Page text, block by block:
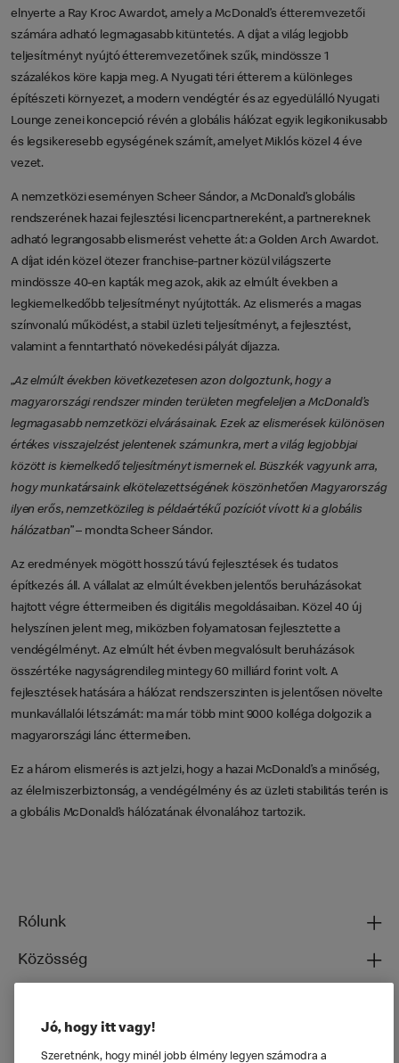
elnyerte a Ray Kroc Awardot, amely a McDonald’s étteremvezetői
számára adható legmagasabb kitüntetés. A díjat a világ legjobb
teljesítményt nyújtó étteremvezetőinek szűk, mindössze 1
százalékos köre kapja meg. A Nyugati téri étterem a különleges
építészeti környezet, a modern vendégtér és az egyedülálló Nyugati
Lounge zenei koncepció révén a globális hálózat egyik legikonikusabb
és legsikeresebb egységének számít, amelyet Miklós közel 4 éve
vezet.
A nemzetközi eseményen Scheer Sándor, a McDonald’s globális
rendszerének hazai fejlesztési licencpartnereként, a partnereknek
adható legrangosabb elismerést vehette át: a Golden Arch Awardot.
A díjat idén közel ötezer franchise-partner közül világszerte
mindössze 40-en kapták meg azok, akik az elmúlt években a
legkiemelkedőbb teljesítményt nyújtották. Az elismerés a magas
színvonalú működést, a stabil üzleti teljesítményt, a fejlesztést,
valamint a fenntartható növekedési pályát díjazza.
„Az elmúlt években következetesen azon dolgoztunk, hogy a
magyarországi rendszer minden területen megfeleljen a McDonald’s
legmagasabb nemzetközi elvárásainak. Ezek az elismerések különösen
értékes visszajelzést jelentenek számunkra, mert a világ legjobbjai
között is kiemelkedő teljesítményt ismernek el. Büszkék vagyunk arra,
hogy munkatársaink elkötelezettségének köszönhetően Magyarország
ilyen erős, nemzetközileg is példaértékű pozíciót vívott ki a globális
hálózatban” – mondta Scheer Sándor.
Az eredmények mögött hosszú távú fejlesztések és tudatos
építkezés áll. A vállalat az elmúlt években jelentős beruházásokat
hajtott végre éttermeiben és digitális megoldásaiban. Közel 40 új
helyszínen jelent meg, miközben folyamatosan fejlesztette a
vendégélményt. Az elmúlt hét évben megvalósult beruházások
összértéke nagyságrendileg mintegy 60 milliárd forint volt. A
fejlesztések hatására a hálózat rendszerszinten is jelentősen növelte
munkavállalói létszámát: ma már több mint 9000 kolléga dolgozik a
magyarországi lánc éttermeiben.
Ez a három elismerés is azt jelzi, hogy a hazai McDonald’s a minőség,
az élelmiszerbiztonság, a vendégélmény és az üzleti stabilitás terén is
a globális McDonald’s hálózatának élvonalához tartozik.
Rólunk
Közösség
Általános
Jó, hogy itt vagy!
Szeretnénk, hogy minél jobb élmény legyen számodra a